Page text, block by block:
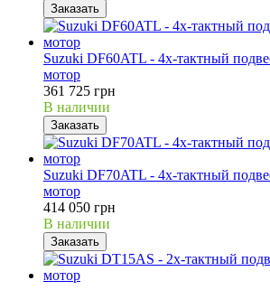
Заказать
Suzuki DF60ATL - 4х-тактный
мотор
361 725 грн
В наличии
Заказать
Suzuki DF70ATL - 4х-тактный
мотор
414 050 грн
В наличии
Заказать